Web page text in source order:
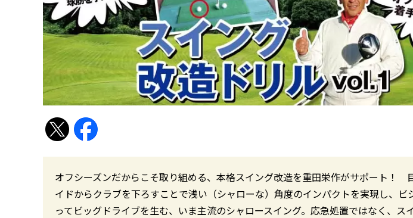
オフシーズンだからこそ取り組める、本格スイング改造を重田栄作がサポート！
イドからクラブを下ろすことで浅い（シャローな）角度のインパクトを実現し、ビ
ってビッグドライブを生む、いま主流のシャロースイング。応急処置ではなく、ス